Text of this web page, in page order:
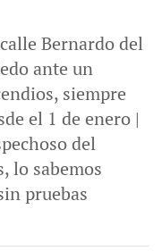
Bernardo del
ante un
siempre
el 1 de enero |
del
lo sabemos
pruebas